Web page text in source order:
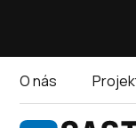
O nás